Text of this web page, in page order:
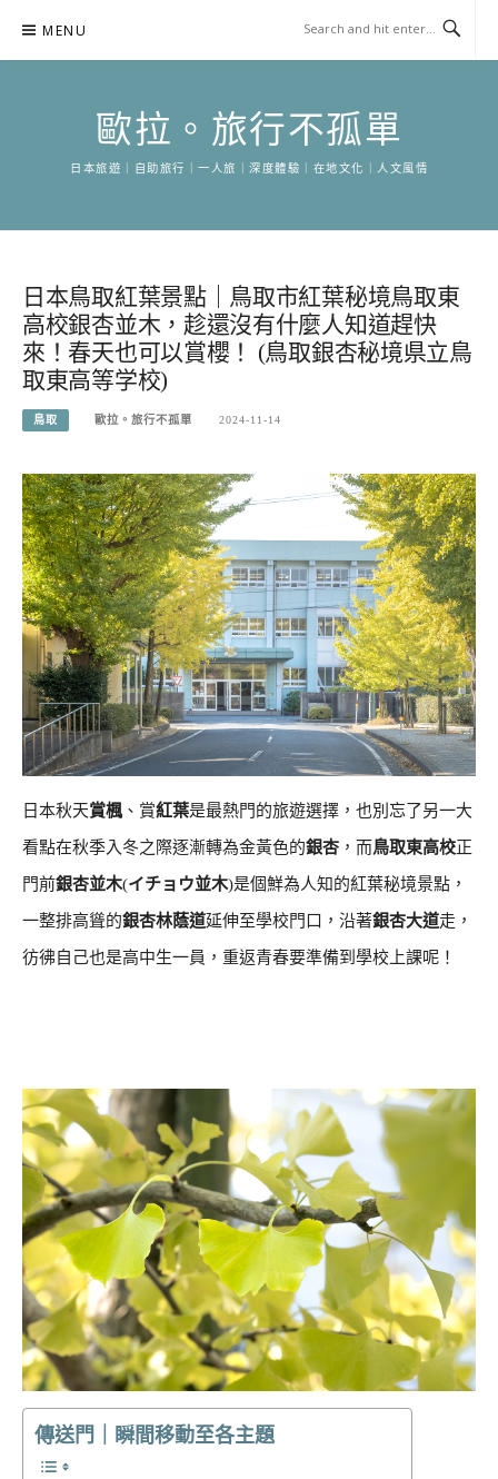
content
MENU
歐拉。旅行不孤單
日本旅遊｜自助旅行｜一人旅｜深度體驗｜在地文化｜人文風情
日本鳥取紅葉景點｜鳥取市紅葉秘境鳥取東
高校銀杏並木，趁還沒有什麼人知道趕快
來！春天也可以賞櫻！ (鳥取銀杏秘境県立鳥
取東高等学校)
鳥取 歐拉。旅行不孤單 2024-11-14
日本秋天賞楓、賞紅葉是最熱門的旅遊選擇，也別忘了另一大
看點在秋季入冬之際逐漸轉為金黃色的銀杏 ，而鳥取東高校正
門前銀杏並木(イチョウ並木)是個鮮為人知的紅葉秘境景點，
一整排高聳的銀杏林蔭道延伸至學校門口，沿著銀杏大道走，
彷彿自己也是高中生一員，重返青春要準備到學校上課呢！
傳送門｜瞬間移動至各主題